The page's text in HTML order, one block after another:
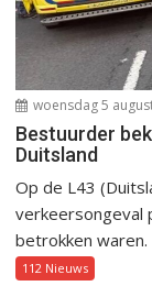
woensdag 5
Bestuurder
Duitsland
Op de L43
verkeersongeval
betrokken waren.
112 Nieuws